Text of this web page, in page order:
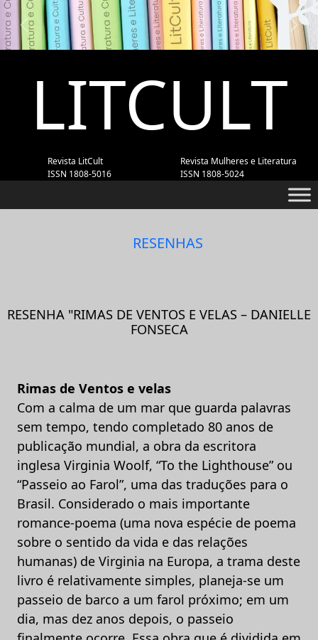
Previous Next
LITCULT
Revista LitCult
ISSN 1808-5016
Revista Mulheres e Literatura
ISSN 1808-5024
RESENHAS
RESENHA "RIMAS DE VENTOS E VELAS – DANIELLE
FONSECA
Rimas de Ventos e velas
Com a calma de um mar que guarda palavras
sem tempo, tendo completado 80 anos de
publicação mundial, a obra da escritora
inglesa Virginia Woolf, “To the Lighthouse” ou
“Passeio ao Farol”, uma das traduções para o
Brasil. Considerado o mais importante
romance-poema (uma nova espécie de poema
sobre o sentido da vida e das relações
humanas) de Virginia na Europa, a trama deste
livro é relativamente simples, planeja-se um
passeio de barco a um farol próximo; em um
dia, mas dez anos depois, o passeio